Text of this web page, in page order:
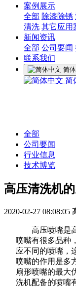
案例展示
全部 除漆除锈
清洗 其它应用
新闻资讯
全部 公司要闻
联系我们
简
简
全部
公司要闻
行业信息
技术博览
高压清洗机
2020-02-27 08:08:05
高压喷嘴是
喷嘴有很多品种
应不同的喷嘴，
喷嘴的作用是多
扇形喷嘴的最大
洗机配备的喷嘴